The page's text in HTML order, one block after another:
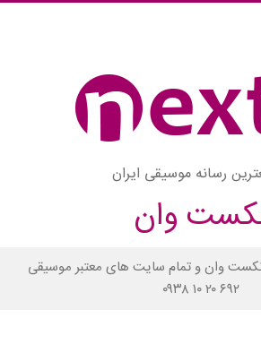
رسانه موسیقی ایران
وان
وان و تمام سایت های معتبر موسیقی
۰۹۳۸ ۱۰ ۲۰ ۶۹۲